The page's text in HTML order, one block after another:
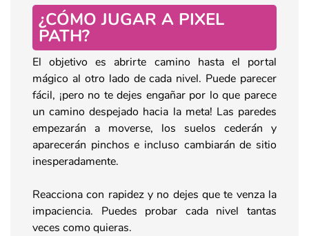
¿CÓMO JUGAR A PIXEL
PATH?
El objetivo es abrirte camino hasta el portal
mágico al otro lado de cada nivel. Puede parecer
fácil, ¡pero no te dejes engañar por lo que parece
un camino despejado hacia la meta! Las paredes
empezarán a moverse, los suelos cederán y
aparecerán pinchos e incluso cambiarán de sitio
inesperadamente.
Reacciona con rapidez y no dejes que te venza la
impaciencia. Puedes probar cada nivel tantas
veces como quieras.